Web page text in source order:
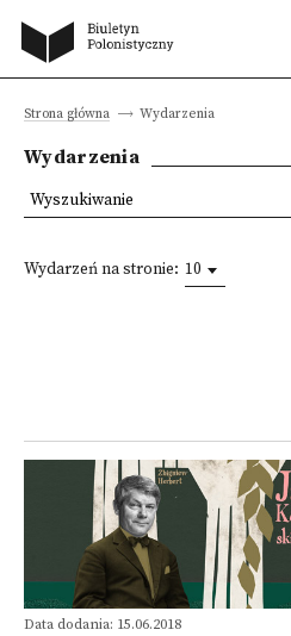
Strona główna Wydarzenia
Wydarzenia
Wydarzeń na stronie: 10
Data dodania: 15.06.2018
Wyszukiwanie